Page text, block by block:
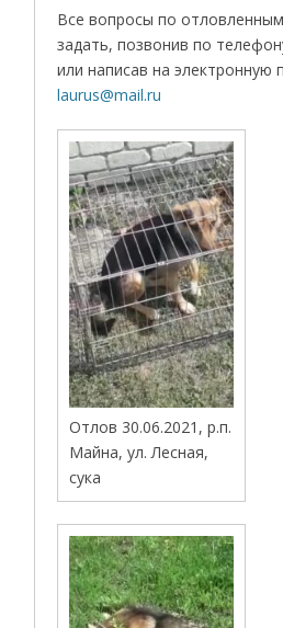
Все вопросы по
задать, позвонив по
или написав на электронную
laurus@mail.ru
Отлов 30.06.2021, р.п.
Майна, ул. Лесная,
сука